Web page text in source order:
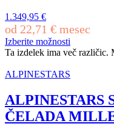
1.349,95 €
od 22,71 € mesec
Izberite možnosti
Ta izdelek ima več različic.
ALPINESTARS
ALPINESTARS
ČELADA